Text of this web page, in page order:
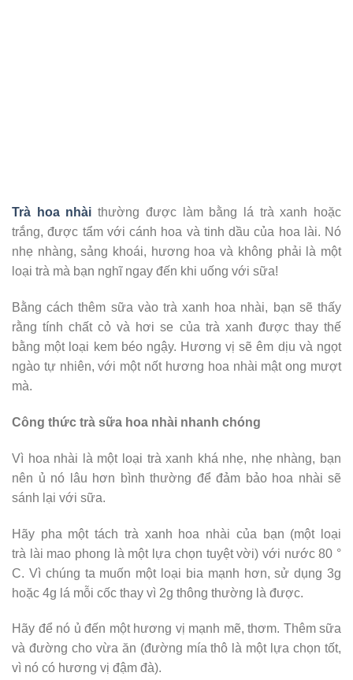
Trà hoa nhài thường được làm bằng lá trà xanh hoặc
trắng, được tẩm với cánh hoa và tinh dầu của hoa lài. Nó
nhẹ nhàng, sảng khoái, hương hoa và không phải là một
loại trà mà bạn nghĩ ngay đến khi uống với sữa!
Bằng cách thêm sữa vào trà xanh hoa nhài, bạn sẽ thấy
rằng tính chất cỏ và hơi se của trà xanh được thay thế
bằng một loại kem béo ngậy. Hương vị sẽ êm dịu và ngọt
ngào tự nhiên, với một nốt hương hoa nhài mật ong mượt
mà.
Công thức trà sữa hoa nhài nhanh chóng
Vì hoa nhài là một loại trà xanh khá nhẹ, nhẹ nhàng, bạn
nên ủ nó lâu hơn bình thường để đảm bảo hoa nhài sẽ
sánh lại với sữa.
Hãy pha một tách trà xanh hoa nhài của bạn (một loại
trà lài mao phong là một lựa chọn tuyệt vời) với nước 80 °
C. Vì chúng ta muốn một loại bia mạnh hơn, sử dụng 3g
hoặc 4g lá mỗi cốc thay vì 2g thông thường là được.
Hãy để nó ủ đến một hương vị mạnh mẽ, thơm. Thêm sữa
và đường cho vừa ăn (đường mía thô là một lựa chọn tốt,
vì nó có hương vị đậm đà).